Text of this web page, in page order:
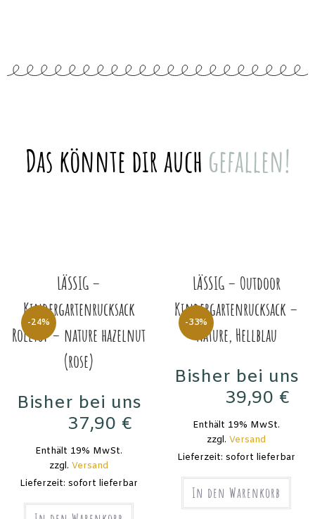
Das könnte dir auch gefallen!
-24%
LÄSSIG –
Kindergartenrucksack
Rolltop – nature hazelnut
(rose)
Bisher bei uns
37,90 €
Enthält 19% MwSt.
zzgl. Versand
Lieferzeit: sofort lieferbar
-33%
LÄSSIG – Outdoor
Kindergartenrucksack –
Nature, Hellblau
Bisher bei uns
39,90 €
Enthält 19% MwSt.
zzgl. Versand
Lieferzeit: sofort lieferbar
In den Warenkorb